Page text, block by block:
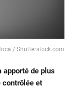
/ Shutterstock.com
apporté de plus
contrôlée et